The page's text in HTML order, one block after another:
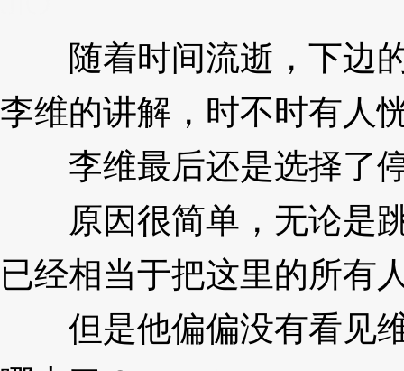
随着时间流逝，下边的
李维的讲解，时不时有人
李维最后还是选择了
原因很简单，无论是跳
已经相当于把这里的所有
但是他偏偏没有看见